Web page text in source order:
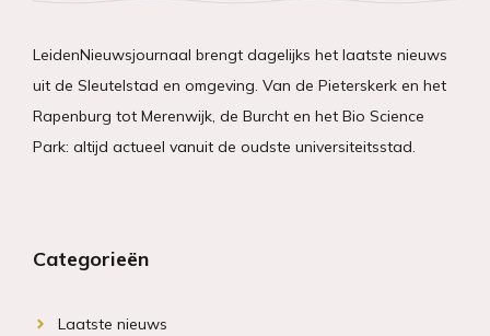
LeidenNieuwsjournaal brengt dagelijks het laatste nieuws
uit de Sleutelstad en omgeving. Van de Pieterskerk en het
Rapenburg tot Merenwijk, de Burcht en het Bio Science
Park: altijd actueel vanuit de oudste universiteitsstad.
Categorieën
Laatste nieuws